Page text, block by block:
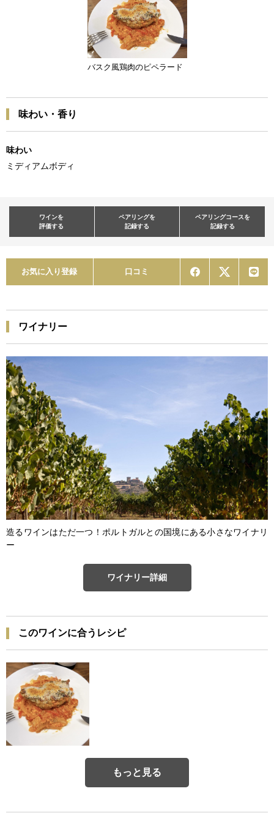
バスク風鶏肉のピペラード
味わい・香り
味わい
ミディアムボディ
ワインを
評価する
ペアリングを
記録する
ペアリングコースを
記録する
お気に入り登録 口コミ
ワイナリー
造るワインはただ一つ！ポルトガルとの国境にある小さなワイナリ
ー
ワイナリー詳細
このワインに合うレシピ
もっと見る